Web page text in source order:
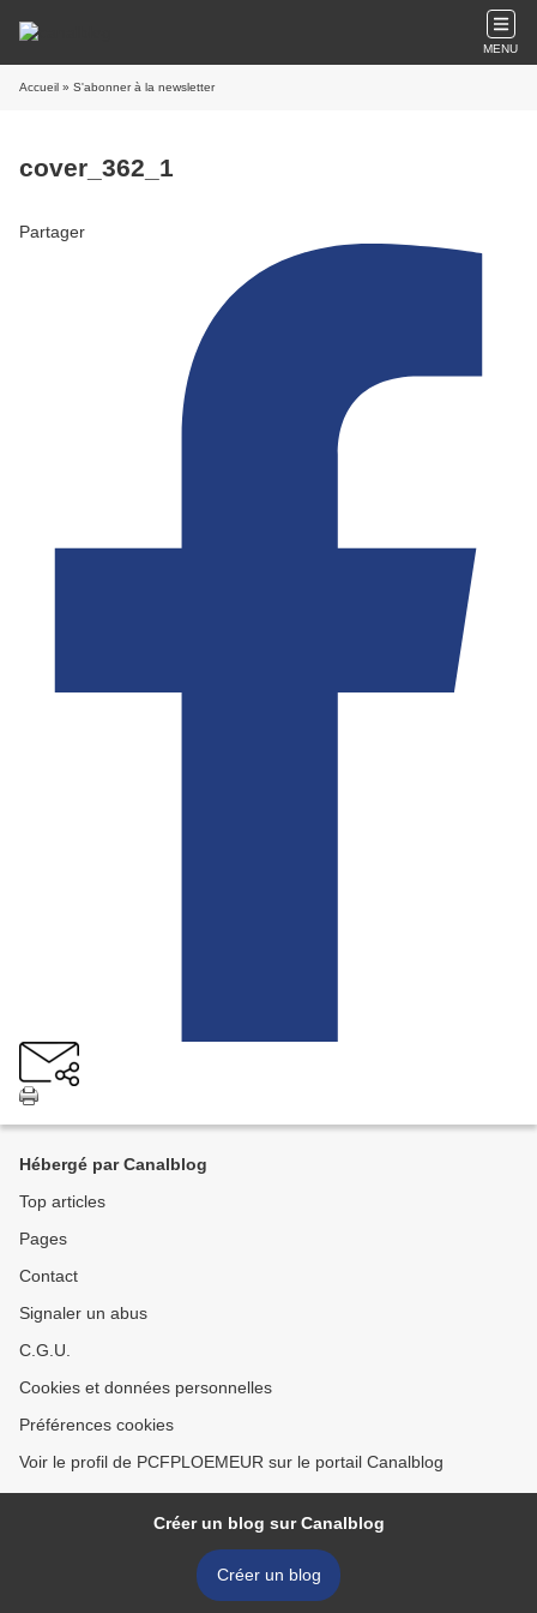
MENU
Accueil » S'abonner à la newsletter
cover_362_1
Partager
Hébergé par Canalblog
Top articles
Pages
Contact
Signaler un abus
C.G.U.
Cookies et données personnelles
Préférences cookies
Voir le profil de PCFPLOEMEUR sur le portail Canalblog
Créer un blog sur Canalblog
Créer un blog